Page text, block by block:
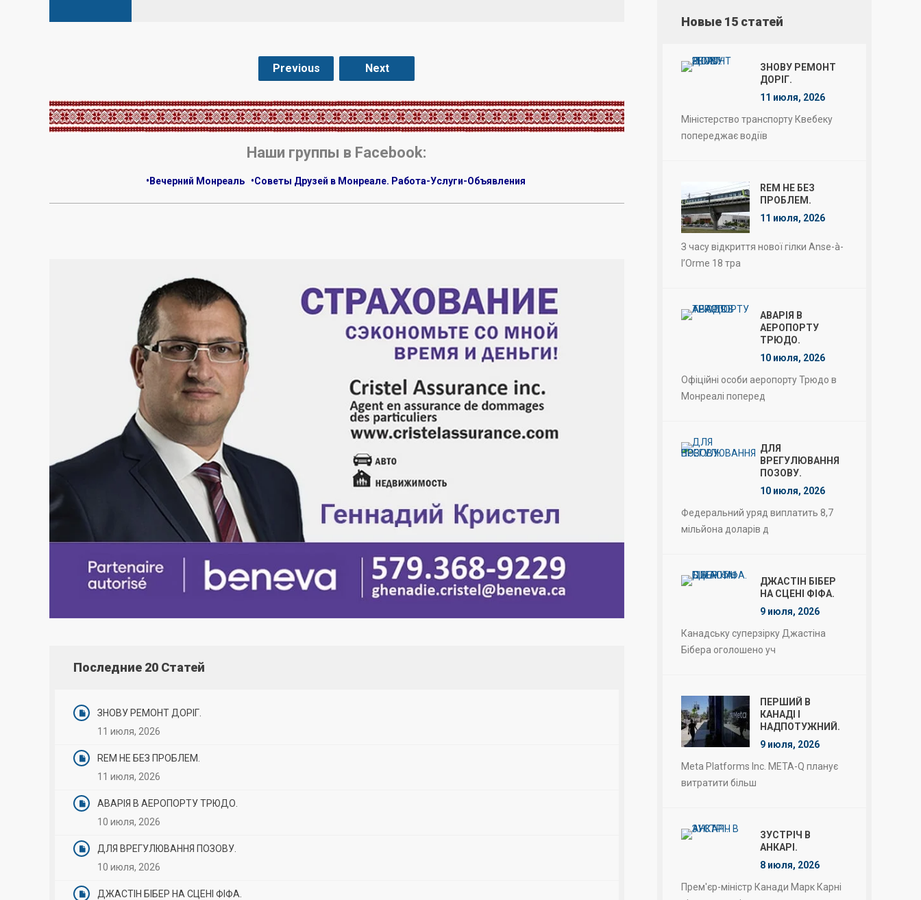
Previous Next
.
Наши группы в Facebook:
•Вечерний Монреаль •Советы Друзей в Монреале. Работа-Услуги-Объявления
Последние 20 Статей
ЗНОВУ РЕМОНТ ДОРІГ.
11 июля, 2026
REM НЕ БЕЗ ПРОБЛЕМ.
11 июля, 2026
АВАРІЯ В АЕРОПОРТУ ТРЮДО.
10 июля, 2026
ДЛЯ ВРЕГУЛЮВАННЯ ПОЗОВУ.
10 июля, 2026
ДЖАСТІН БІБЕР НА СЦЕНІ ФІФА.
Новые 15 статей
ЗНОВУ РЕМОНТ
ДОРІГ.
11 июля, 2026
Міністерство транспорту Квебеку
попереджає водіїв
REM НЕ БЕЗ
ПРОБЛЕМ.
11 июля, 2026
З часу відкриття нової гілки Anse-à-
l’Orme 18 тра
АВАРІЯ В
АЕРОПОРТУ
ТРЮДО.
10 июля, 2026
Офіційні особи аеропорту Трюдо в
Монреалі поперед
ДЛЯ
ВРЕГУЛЮВАННЯ
ПОЗОВУ.
10 июля, 2026
Федеральний уряд виплатить 8,7
мільйона доларів д
ДЖАСТІН БІБЕР
НА СЦЕНІ ФІФА.
9 июля, 2026
Канадську суперзірку Джастіна
Бібера оголошено уч
ПЕРШИЙ В
КАНАДІ І
НАДПОТУЖНИЙ.
9 июля, 2026
Meta Platforms Inc. META-Q планує
витратити більш
ЗУСТРІЧ В
АНКАРІ.
8 июля, 2026
Прем'єр-міністр Канади Марк Карні